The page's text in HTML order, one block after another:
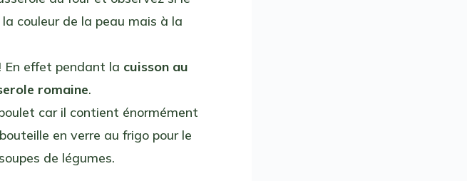
couleur de la peau mais à la
! En effet pendant la cuisson au
romaine.
car il contient énormément
en verre au frigo pour le
de légumes.